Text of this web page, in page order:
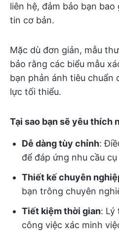
liên hệ, đảm bảo bạn
tin cơ bản.
Mặc dù đơn giản, mẫu
bảo rằng các biểu mẫu
bạn phản ánh tiêu chuẩn
lực tối thiểu.
Tại sao bạn sẽ yêu thích
Dễ dàng tùy chỉnh:
để đáp ứng nhu cầu
Thiết kế chuyên
bạn trông chuyên
Tiết kiệm thời gian: Lý
công việc xác minh